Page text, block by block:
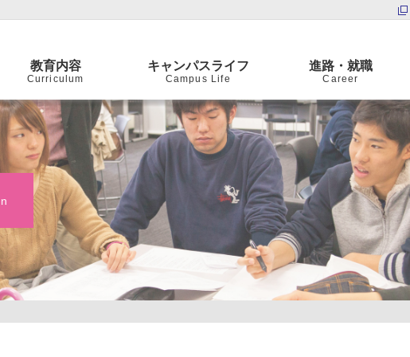
教育内容
Curriculum
キャンパスライフ
Campus Life
進路・就職
Career